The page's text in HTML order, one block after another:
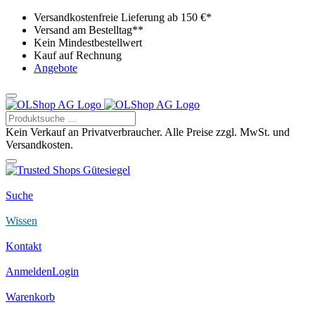
Versandkostenfreie Lieferung ab 150 €*
Versand am Bestelltag**
Kein Mindestbestellwert
Kauf auf Rechnung
Angebote
Kein Verkauf an Privatverbraucher. Alle Preise zzgl. MwSt. und
Versandkosten.
Suche
Wissen
Kontakt
AnmeldenLogin
Warenkorb